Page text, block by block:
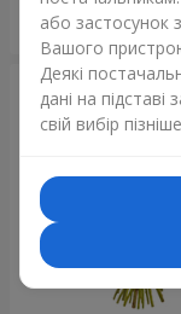
Замовити
або застосунок
Вашого
Деякі
дані на
свій вибір